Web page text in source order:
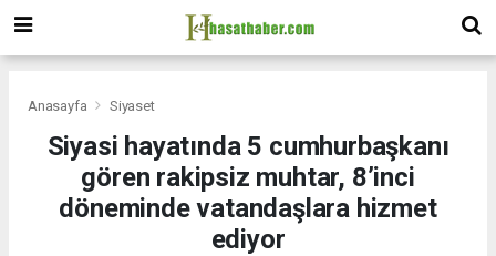
Anasayfa Siyaset
Siyasi hayatında 5 cumhurbaşkanı
gören rakipsiz muhtar, 8’inci
döneminde vatandaşlara hizmet
ediyor